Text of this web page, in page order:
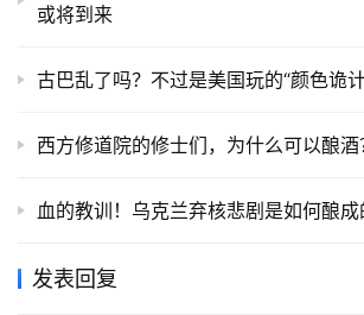
或将到来
古巴乱了吗？不过是美国玩的“颜色诡
西方修道院的修士们，为什么可以酿酒
血的教训！乌克兰弃核悲剧是如何酿成
发表回复